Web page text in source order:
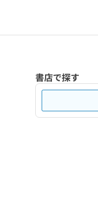
書店で探す